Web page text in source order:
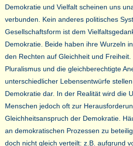
Demokratie und Vielfalt scheinen uns
verbunden. Kein anderes politisches
Gesellschaftsform ist dem
Demokratie. Beide haben ihre Wurzeln
den Rechten auf Gleichheit und
Pluralismus und die gleichberechtigte
unterschiedlicher Lebensentwürfe
Demokratie dar. In der Realität wird die
Menschen jedoch oft zur
Gleichheitsanspruch der Demokratie.
an demokratischen Prozessen zu
doch nicht gleich verteilt: z.B. aufgrund